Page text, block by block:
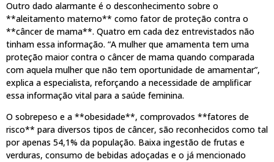
Outro dado alarmante é o desconhecimento sobre o
**aleitamento materno** como fator de proteção contra o
**câncer de mama**. Quatro em cada dez entrevistados não
tinham essa informação. “A mulher que amamenta tem uma
proteção maior contra o câncer de mama quando comparada
com aquela mulher que não tem oportunidade de amamentar”,
explica a especialista, reforçando a necessidade de amplificar
essa informação vital para a saúde feminina.
O sobrepeso e a **obesidade**, comprovados **fatores de
risco** para diversos tipos de câncer, são reconhecidos como tal
por apenas 54,1% da população. Baixa ingestão de frutas e
verduras, consumo de bebidas adoçadas e o já mencionado